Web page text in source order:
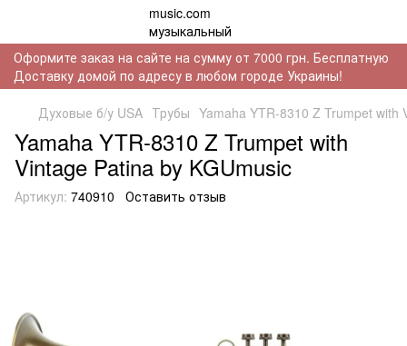
Оформите заказ на сайте на сумму от 7000 грн. Бесплатную
Доставку домой по адресу в любом городе Украины!
Духовые б/у USA Трубы Yamaha YTR-8310 Z Trumpet with
Yamaha YTR-8310 Z Trumpet with
Vintage Patina by KGUmusic
Артикул: 740910 Оставить отзыв